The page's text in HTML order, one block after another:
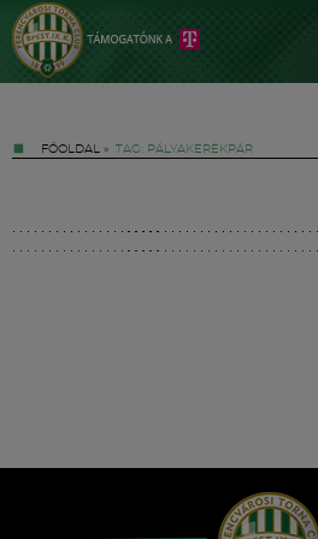
FŐOLDAL » TAG: PÁLYAKERÉKPÁR
Hírek